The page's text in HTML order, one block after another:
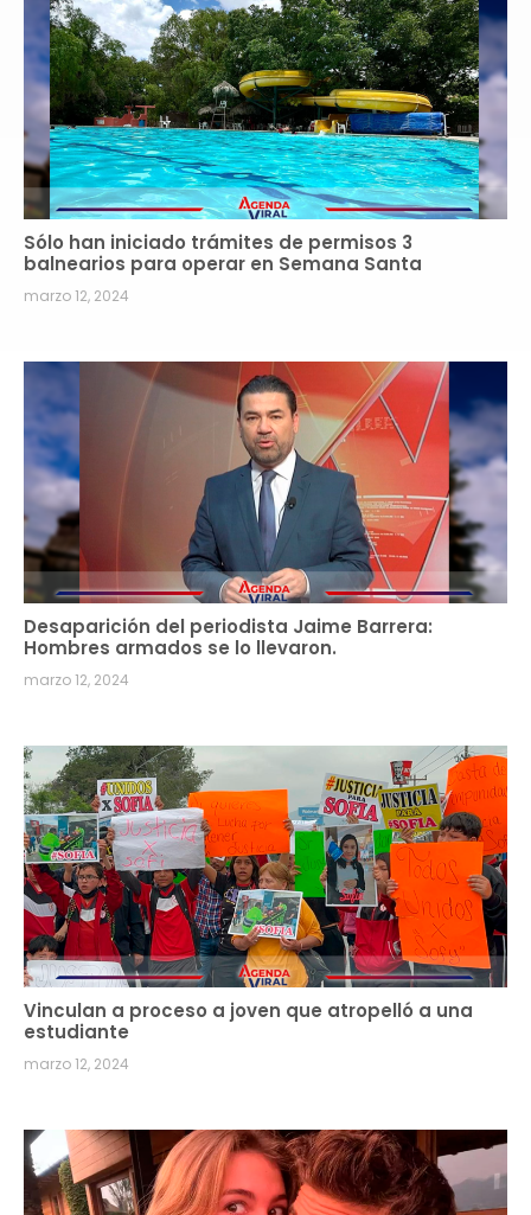
Sólo han iniciado trámites de permisos 3
balnearios para operar en Semana Santa
marzo 12, 2024
Desaparición del periodista Jaime Barrera:
Hombres armados se lo llevaron.
marzo 12, 2024
Vinculan a proceso a joven que atropelló a una
estudiante
marzo 12, 2024